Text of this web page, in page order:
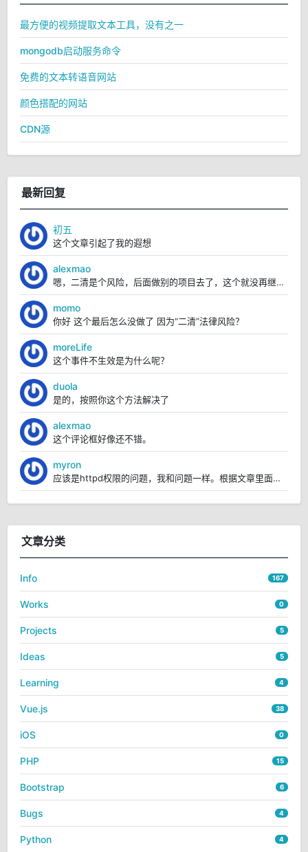
最方便的视频提取文本工具，没有之一
mongodb启动服务命令
免费的文本转语音网站
颜色搭配的网站
CDN源
最新回复
初五
这个文章引起了我的遐想
alexmao
嗯，二清是个风险，后面做别的项目去了，这个就没再继续弄。
momo
你好 这个最后怎么没做了 因为“二清”法律风险？
moreLife
这个事件不生效是为什么呢？
duola
是的，按照你这个方法解决了
alexmao
这个评论框好像还不错。
myron
应该是httpd权限的问题，我和问题一样。根据文章里面的操作，我已经解决https://blo...
文章分类
Info 167
Works 0
Projects 5
Ideas 5
Learning 4
Vue.js 38
iOS 0
PHP 15
Bootstrap 6
Bugs 4
Python 4